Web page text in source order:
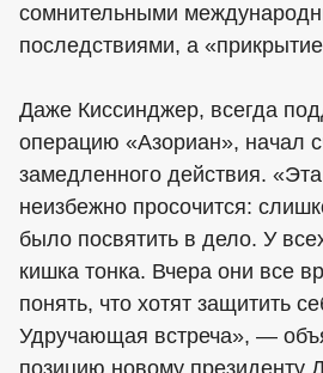
сомнительными
последствиями, а
Даже Киссинджер, всегда
операцию «Азориан», начал
замедленного действия.
неизбежно просочится:
было посвятить в дело. У
кишка тонка. Вчера они все
понять, что хотят защитить
Удручающая встреча», —
позицию новому президенту